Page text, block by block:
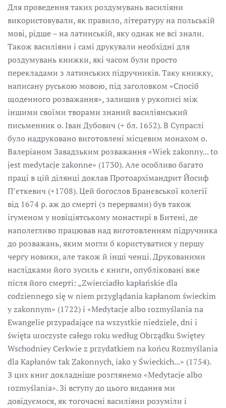
Для проведення таких роздумувань василіяни
використовували, як правило, літературу на польській
мові, рідше – на латинській, яку однак не всі знали.
Також василіяни і самі друкували необхідні для
роздумувань книжки, які часом були просто
перекладами з латинських підручників. Таку книжку,
написану руською мовою, під заголовком «Спосіб
щоденного розважання», залишив у рукописі між
іншими своїми творами знаний василіянський
письменник о. Іван Дубович (+ бл. 1652). В Супраслі
було надруковано виготовлені місцевим монахом о.
Валеріаном Завадзьким розважання «Wiek zakonny... to
jest medytacje zakonne» (1730). Але особливо багато
праці в цій ділянці доклав Протоархімандрит Йосиф
П’єткевич (+1708). Цей богослов Бранєвської колегії
від 1674 р. аж до смерті (з перервами) був також
ігуменом у новіціятському монастирі в Битені, де
наполегливо працював над виготовленням підручника
до розважань, яким могли б користуватися у першу
чергу новики, але також й інші ченці. Друкованими
наслідками його зусиль є книги, опубліковані вже
після його смерті: „Zwierciadło kapłańskie dla
codziennego się w niem przyglądania kapłanom świeckim
y zakonnym» (1722) і «Medytacje albo rozmyślania na
Ewangelie przypadające na wszystkie niedziele, dni i
święta uroczyste całego roku według Obrządku Swiętey
Wschodniey Cerkwie z przydatkiem na końcu Rozmyślania
dla Kapłanów tak Zakonnych, iako y Świeckich...» (1754).
З цих книг докладніше розглянемо «Medytacje albo
rozmyślania». Зі вступу до цього видання ми
довідуємося, як тогочасні василіяни розуміли і